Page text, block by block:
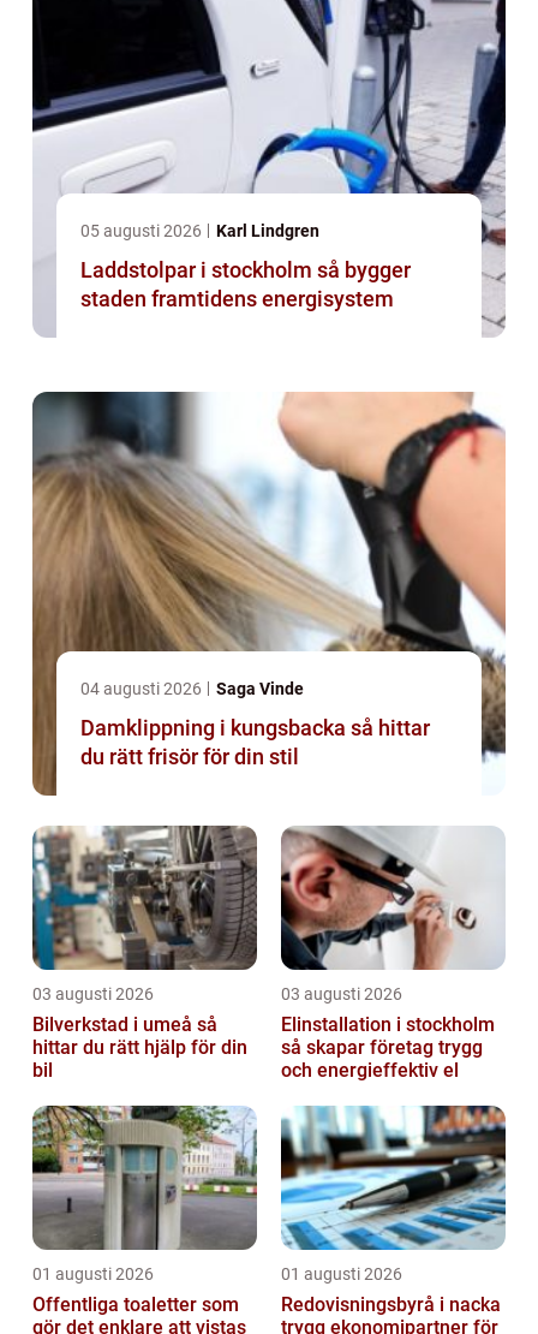
05 augusti 2026 Karl Lindgren
Laddstolpar i stockholm så bygger
staden framtidens energisystem
04 augusti 2026 Saga Vinde
Damklippning i kungsbacka så hittar
du rätt frisör för din stil
03 augusti 2026
Bilverkstad i umeå så
hittar du rätt hjälp för din
bil
03 augusti 2026
Elinstallation i stockholm
så skapar företag trygg
och energieffektiv el
01 augusti 2026
Offentliga toaletter som
gör det enklare att vistas
01 augusti 2026
Redovisningsbyrå i nacka
trygg ekonomipartner för